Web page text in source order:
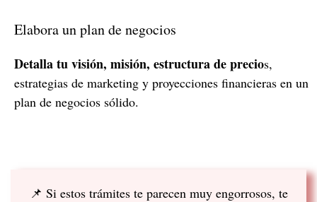
Elabora un plan de negocios
Detalla tu visión, misión, estructura de precios,
estrategias de marketing y proyecciones financieras en un
plan de negocios sólido.
📌 Si estos trámites te parecen muy engorrosos, te